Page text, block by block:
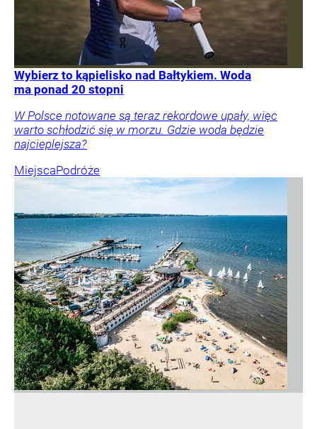
Wybierz to kąpielisko nad Bałtykiem. Woda
ma ponad 20 stopni
W Polsce notowane są teraz rekordowe upały, więc
warto schłodzić się w morzu. Gdzie woda będzie
najcieplejsza?
MiejscaPodróże